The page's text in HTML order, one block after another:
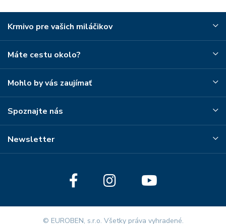
Krmivo pre vašich miláčikov
Máte cestu okolo?
Mohlo by vás zaujímať
Spoznajte nás
Newsletter
© EUROBEN, s.r.o. Všetky práva vyhradené.